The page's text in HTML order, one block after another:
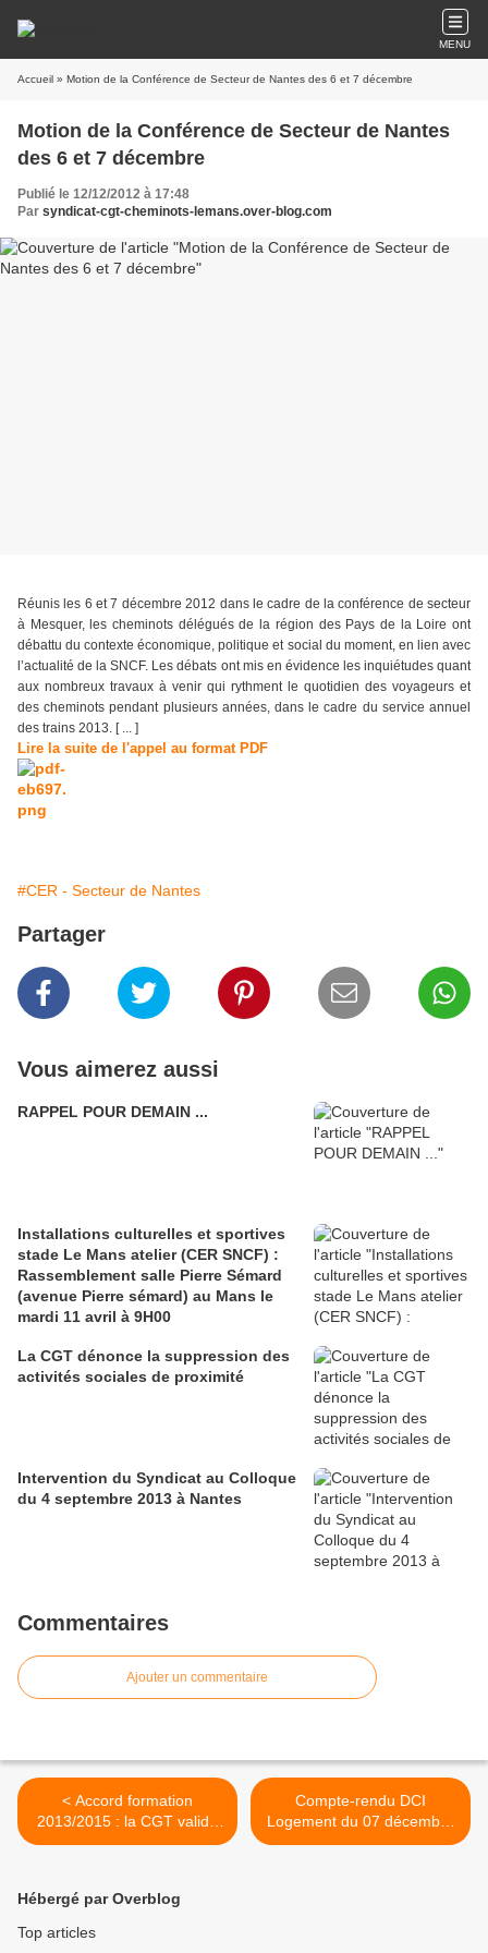
MENU
Accueil » Motion de la Conférence de Secteur de Nantes des 6 et 7 décembre
Motion de la Conférence de Secteur de Nantes
des 6 et 7 décembre
Publié le 12/12/2012 à 17:48
Par syndicat-cgt-cheminots-lemans.over-blog.com
Réunis les 6 et 7 décembre 2012 dans le cadre de la conférence de secteur
à Mesquer, les cheminots délégués de la région des Pays de la Loire ont
débattu du contexte économique, politique et social du moment, en lien avec
l’actualité de la SNCF. Les débats ont mis en évidence les inquiétudes quant
aux nombreux travaux à venir qui rythment le quotidien des voyageurs et
des cheminots pendant plusieurs années, dans le cadre du service annuel
des trains 2013. [ ... ]
Lire la suite de l'appel au format PDF
#CER - Secteur de Nantes
Partager
Vous aimerez aussi
RAPPEL POUR DEMAIN ...
Installations culturelles et sportives
stade Le Mans atelier (CER SNCF) :
Rassemblement salle Pierre Sémard
(avenue Pierre sémard) au Mans le
mardi 11 avril à 9H00
La CGT dénonce la suppression des
activités sociales de proximité
Intervention du Syndicat au Colloque
du 4 septembre 2013 à Nantes
Commentaires
Ajouter un commentaire
< Accord formation
2013/2015 : la CGT valide
les avancées obtenues
Compte-rendu DCI
Logement du 07 décembre
2012 >
Hébergé par Overblog
Top articles